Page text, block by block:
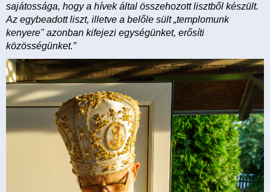
sajátossága, hogy a hívek által összehozott lisztből készült.
Az egybeadott liszt, illetve a belőle sült „templomunk
kenyere" azonban kifejezi egységünket, erősíti
közösségünket.”